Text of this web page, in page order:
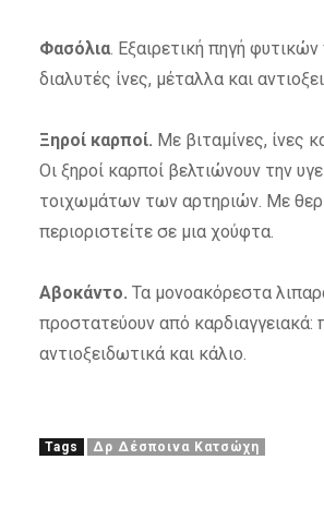
Φασόλια. Εξαιρετική πηγή
διαλυτές ίνες, μέταλλα και
Ξηροί καρποί. Με βιταμίνες, ίνες
Οι ξηροί καρποί βελτιώνουν την
τοιχωμάτων των αρτηριών. Με
περιοριστείτε σε μια χούφτα.
Αβοκάντο. Τα μονοακόρεστα
προστατεύουν από καρδιαγγειακά:
αντιοξειδωτικά και κάλιο.
Tags Δρ Δέσποινα Κατσώχη